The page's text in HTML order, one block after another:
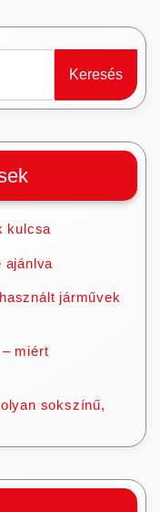
kulcsa
ajánlva
járművek
miért
sokszínű,